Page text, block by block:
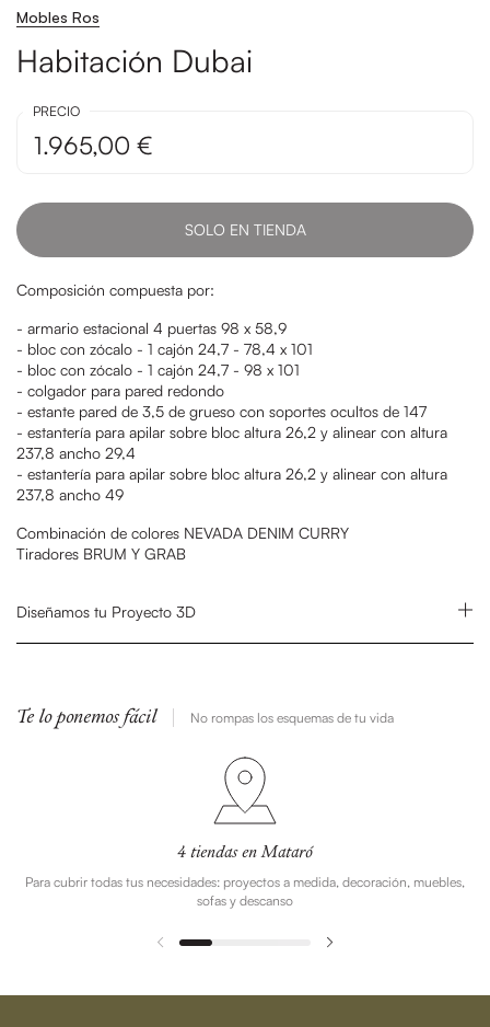
Mobles Ros
Habitación Dubai
PRECIO
1.965,00 €
SOLO EN TIENDA
Composición compuesta por:
- armario estacional 4 puertas 98 x 58,9
- bloc con zócalo - 1 cajón 24,7 - 78,4 x 101
- bloc con zócalo - 1 cajón 24,7 - 98 x 101
- colgador para pared redondo
- estante pared de 3,5 de grueso con soportes ocultos de 147
- estantería para apilar sobre bloc altura 26,2 y alinear con altura
237,8 ancho 29,4
- estantería para apilar sobre bloc altura 26,2 y alinear con altura
237,8 ancho 49
Combinación de colores NEVADA DENIM CURRY
Tiradores BRUM Y GRAB
Diseñamos tu Proyecto 3D
Te lo ponemos fácil No rompas los esquemas de tu vida
4 tiendas en Mataró
Para cubrir todas tus necesidades: proyectos a medida, decoración, muebles,
sofas y descanso